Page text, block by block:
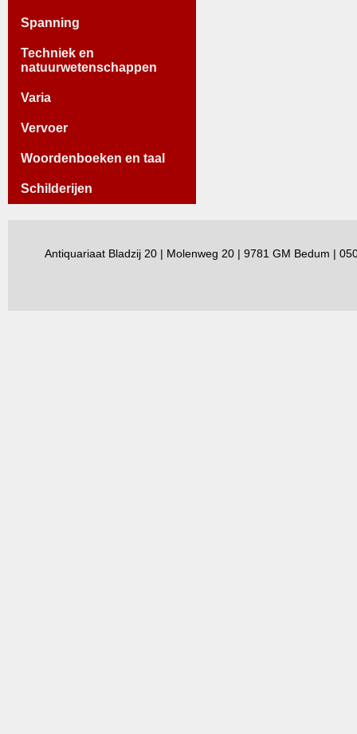
Spanning
Techniek en
natuurwetenschappen
Varia
Vervoer
Woordenboeken en taal
Schilderijen
Antiquariaat Bladzij 20 | Molenweg 20 | 9781 GM Bedum |